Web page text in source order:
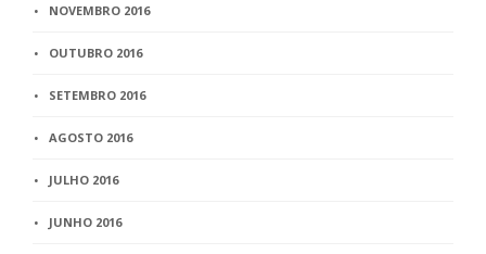
NOVEMBRO 2016
OUTUBRO 2016
SETEMBRO 2016
AGOSTO 2016
JULHO 2016
JUNHO 2016